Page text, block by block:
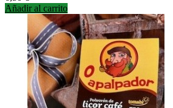
Añadir al carrito